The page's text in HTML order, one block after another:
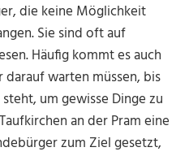
die keine Möglichkeit
Sie sind oft auf
Häufig kommt es auch
warten müssen, bis
um gewisse Dinge zu
an der Pram eine
zum Ziel gesetzt,